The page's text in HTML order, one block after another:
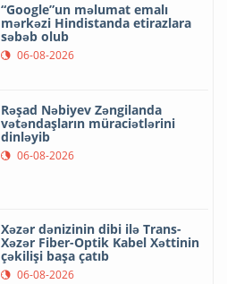
“Google”un məlumat emalı
mərkəzi Hindistanda etirazlara
səbəb olub
06-08-2026
Rəşad Nəbiyev Zəngilanda
vətəndaşların müraciətlərini
dinləyib
06-08-2026
Xəzər dənizinin dibi ilə Trans-
Xəzər Fiber-Optik Kabel Xəttinin
çəkilişi başa çatıb
06-08-2026